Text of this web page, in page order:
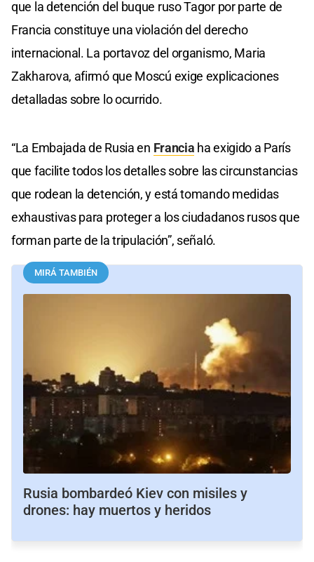
que la detención del buque ruso Tagor por parte de
Francia constituye una violación del derecho
internacional. La portavoz del organismo, Maria
Zakharova, afirmó que Moscú exige explicaciones
detalladas sobre lo ocurrido.
“La Embajada de Rusia en Francia ha exigido a París
que facilite todos los detalles sobre las circunstancias
que rodean la detención, y está tomando medidas
exhaustivas para proteger a los ciudadanos rusos que
forman parte de la tripulación”, señaló.
MIRÁ TAMBIÉN
Rusia bombardeó Kiev con misiles y
drones: hay muertos y heridos